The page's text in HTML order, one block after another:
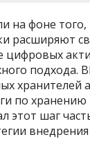
на фоне
расширяют
цифровых
подхода.
хранителей
по
этот шаг